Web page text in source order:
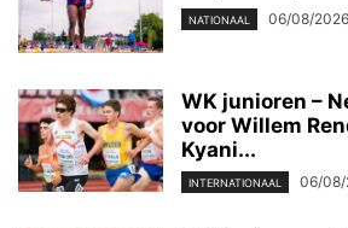
NATIONAAL 06/08/2026
WK junioren –
voor Willem
Kyani...
INTERNATIONAAL 06/08/